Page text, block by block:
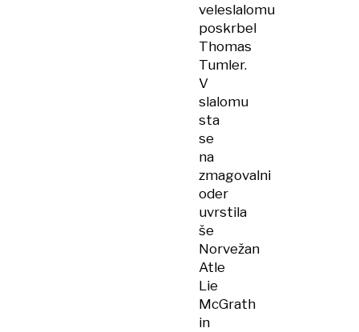
veleslalomu
poskrbel
Thomas
Tumler.
V
slalomu
sta
se
na
zmagovalni
oder
uvrstila
še
Norvežan
Atle
Lie
McGrath
in